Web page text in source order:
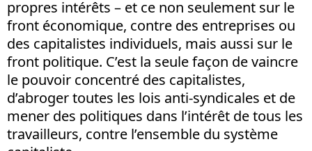
propres intérêts – et ce non seulement sur le
front économique, contre des entreprises ou
des capitalistes individuels, mais aussi sur le
front politique. C’est la seule façon de vaincre
le pouvoir concentré des capitalistes,
d’abroger toutes les lois anti-syndicales et de
mener des politiques dans l’intérêt de tous les
travailleurs, contre l’ensemble du système